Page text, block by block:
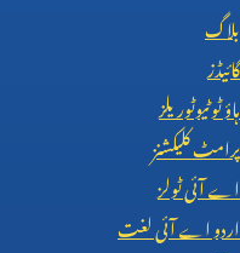
بلاگ
گائیڈز
ہاؤ ٹو ٹیوٹوریلز
پرامٹ کلیکشنز
اے آئی ٹولز
اردو اے آئی لغت